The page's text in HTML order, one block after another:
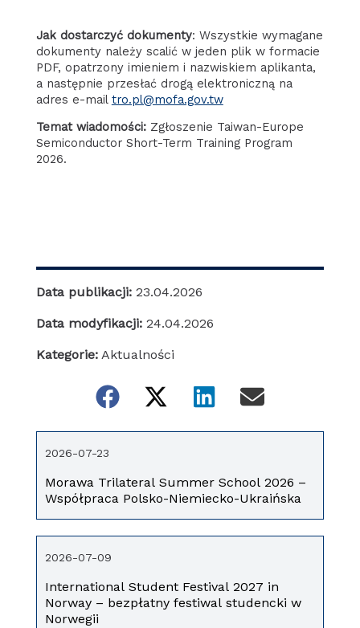
Jak dostarczyć dokumenty: Wszystkie wymagane
dokumenty należy scalić w jeden plik w formacie
PDF, opatrzony imieniem i nazwiskiem aplikanta,
a następnie przesłać drogą elektroniczną na
adres e-mail tro.pl@mofa.gov.tw
Temat wiadomości:Zgłoszenie Taiwan-Europe
Semiconductor Short-Term Training Program
2026.
Data publikacji: 23.04.2026
Data modyfikacji: 24.04.2026
Kategorie: Aktualności
Morawa Trilateral Summer School 2026 –
Współpraca Polsko-Niemiecko-Ukraińska
2026-07-23
International Student Festival 2027 in
Norway – bezpłatny festiwal studencki w
Norwegii
2026-07-09